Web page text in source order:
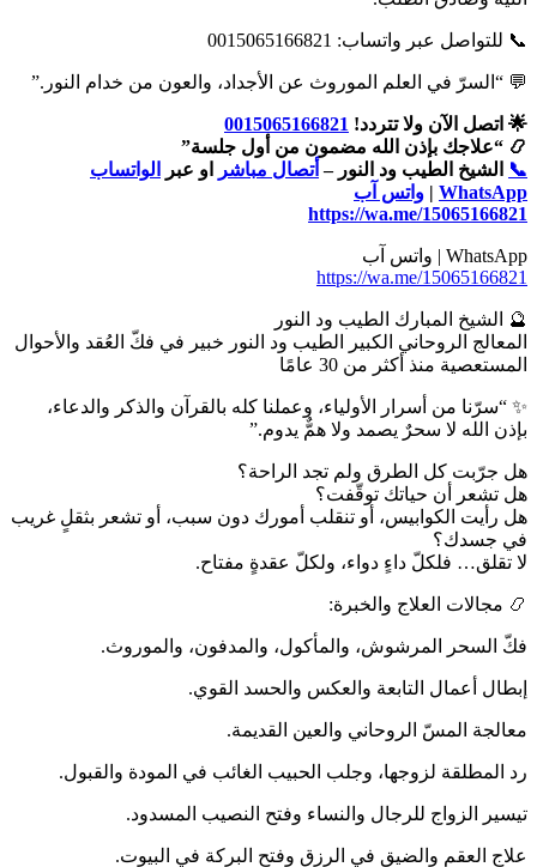
📞 للتواصل عبر واتساب: 0015065166821
💬 “السرّ في العلم الموروث عن الأجداد، والعون من خدام النور.”
🌟 اتصل الآن ولا تتردد! 0015065166821
📿 “علاجك بإذن الله مضمون من أول جلسة”
📞
الشيخ الطيب ود النور – أتصال مباشر او عبر
الواتساب
WhatsApp
| واتس آب
https://wa.me/15065166821
WhatsApp | واتس آب
https://wa.me/15065166821
🔮 الشيخ المبارك الطيب ود النور
المعالج الروحاني الكبير الطيب ود النور خبير في فكّ العُقد والأحوال
المستعصية منذ أكثر من 30 عامًا
✨ “سرّنا من أسرار الأولياء، وعملنا كله بالقرآن والذكر والدعاء،
بإذن الله لا سحرٌ يصمد ولا همٌّ يدوم.”
هل جرّبت كل الطرق ولم تجد الراحة؟
هل تشعر أن حياتك توقّفت؟
هل رأيت الكوابيس، أو تنقلب أمورك دون سبب، أو تشعر بثقلٍ غريب
في جسدك؟
لا تقلق… فلكلّ داءٍ دواء، ولكلّ عقدةٍ مفتاح.
📿 مجالات العلاج والخبرة:
فكّ السحر المرشوش، والمأكول، والمدفون، والموروث.
إبطال أعمال التابعة والعكس والحسد القوي.
معالجة المسّ الروحاني والعين القديمة.
رد المطلقة لزوجها، وجلب الحبيب الغائب في المودة والقبول.
تيسير الزواج للرجال والنساء وفتح النصيب المسدود.
علاج العقم والضيق في الرزق وفتح البركة في البيوت.